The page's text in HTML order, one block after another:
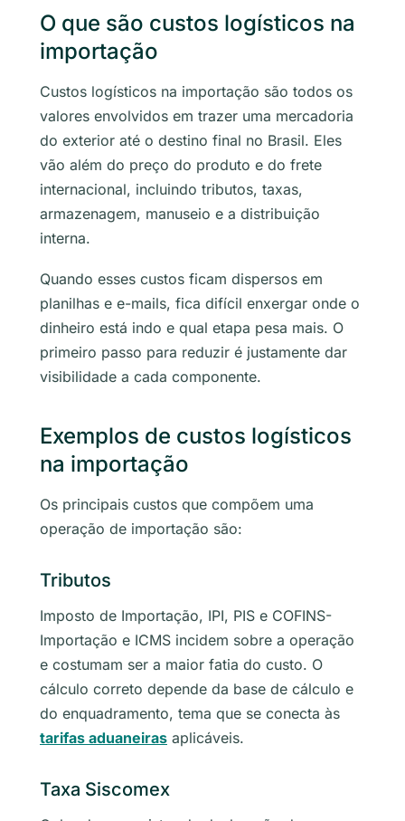
O que são custos logísticos na
importação
Custos logísticos na importação são todos os
valores envolvidos em trazer uma mercadoria
do exterior até o destino final no Brasil. Eles
vão além do preço do produto e do frete
internacional, incluindo tributos, taxas,
armazenagem, manuseio e a distribuição
interna.
Quando esses custos ficam dispersos em
planilhas e e-mails, fica difícil enxergar onde o
dinheiro está indo e qual etapa pesa mais. O
primeiro passo para reduzir é justamente dar
visibilidade a cada componente.
Exemplos de custos logísticos
na importação
Os principais custos que compõem uma
operação de importação são:
Tributos
Imposto de Importação, IPI, PIS e COFINS-
Importação e ICMS incidem sobre a operação
e costumam ser a maior fatia do custo. O
cálculo correto depende da base de cálculo e
do enquadramento, tema que se conecta às
tarifas aduaneiras aplicáveis.
Taxa Siscomex